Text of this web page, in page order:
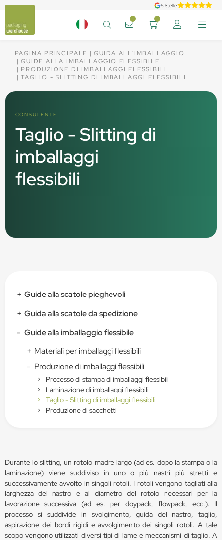
5 Stelle
PAGINA PRINCIPALE
GUIDA ALL'IMBALLAGGIO
GUIDE ALLA IMBALLAGGIO FLESSIBILE
PRODUZIONE DI IMBALLAGGI FLESSIBILI
TAGLIO - SLITTING DI IMBALLAGGI FLESSIBILI
CONSULENTE
Taglio - Slitting di
imballaggi
flessibili
+ Guide alla scatole pieghevoli
+ Guida alla scatole da spedizione
- Guide alla imballaggio flessibile
+ Materiali per imballaggi flessibili
- Produzione di imballaggi flessibili
>
Processo di stampa di imballaggi flessibili
>
Laminazione di imballaggi flessibili
>
Taglio - Slitting di imballaggi flessibili
>
Produzione di sacchetti
Durante lo slitting, un rotolo madre largo (ad es. dopo la stampa o la
laminazione) viene suddiviso in uno o più nastri più stretti e
successivamente avvolto in singoli rotoli. I rotoli vengono tagliati alla
larghezza del nastro e al diametro del rotolo necessari per la
lavorazione successiva (ad es. per doypack, flowpack, ecc.). Il
processo si suddivide in svolgimento, guida del nastro, taglio,
aspirazione dei bordi rigidi e avvolgimento dei singoli rotoli. A tale
scopo vengono utilizzati diversi tipi di lame e meccanismi di taglio. A